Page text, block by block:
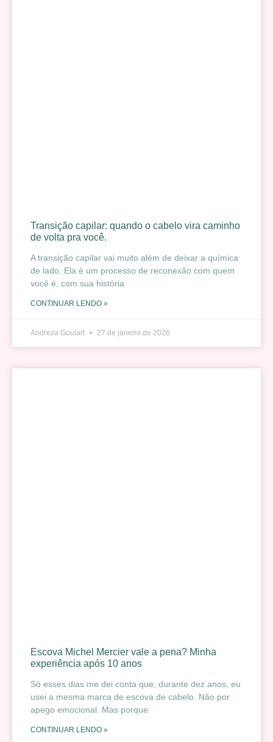
Transição capilar: quando o cabelo vira caminho
de volta pra você.
A transição capilar vai muito além de deixar a química
de lado. Ela é um processo de reconexão com quem
você é, com sua história
CONTINUAR LENDO »
Andreza Goulart 27 de janeiro de 2026
Escova Michel Mercier vale a pena? Minha
experiência após 10 anos
Só esses dias me dei conta que, durante dez anos, eu
usei a mesma marca de escova de cabelo. Não por
apego emocional. Mas porque
CONTINUAR LENDO »